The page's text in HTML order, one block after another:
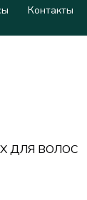
Контакты
ДЛЯ ВОЛОС